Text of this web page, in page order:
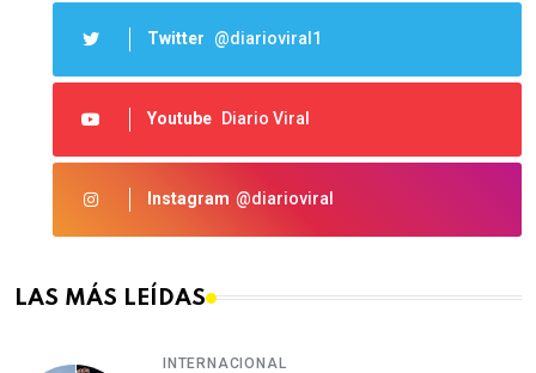
Twitter @diarioviral1
Youtube Diario Viral
Instagram @diarioviral
LAS MÁS LEÍDAS
INTERNACIONAL